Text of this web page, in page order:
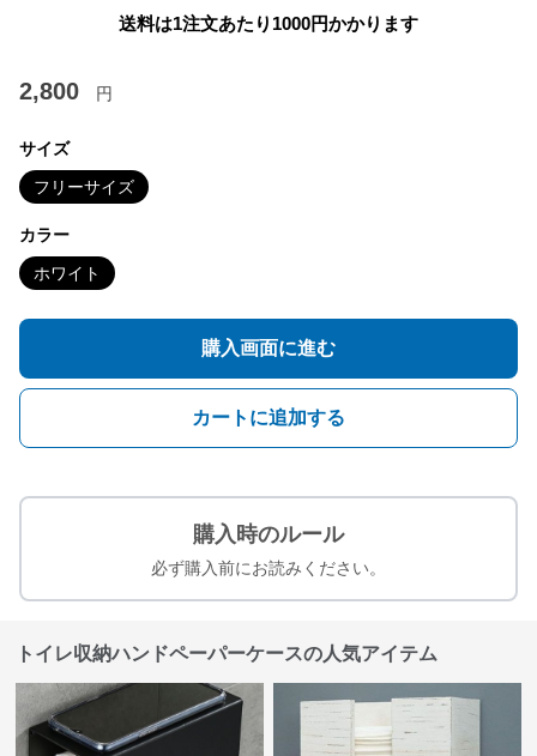
送料は1注文あたり 1000円かかります
2,800 円
サイズ
フリーサイズ
カラー
ホワイト
購入画面に進む
カートに追加する
購入時のルール
必ず購入前にお読みください。
トイレ収納ハンドペーパーケースの人気アイテム